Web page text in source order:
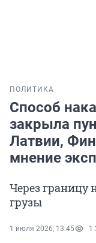
ПОЛИТИКА
Способ
закрыла
Латвии,
мнение
Через границу
грузы
1 июля 2026, 13:45 1